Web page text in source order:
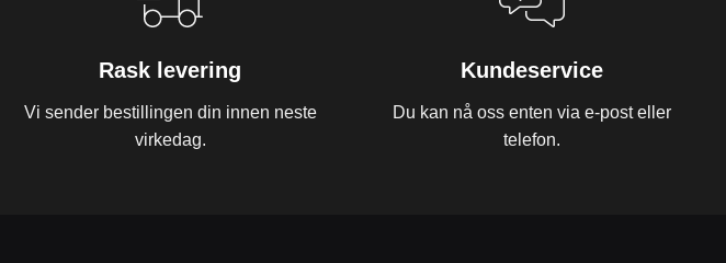
Rask levering
Vi sender bestillingen din innen neste
virkedag.
Kundeservice
Du kan nå oss enten via e-post eller
telefon.